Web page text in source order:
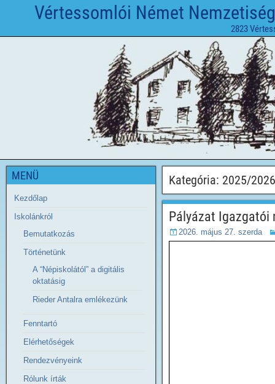
Vértessomlói Német
2823
Kategória: 2025/
Pályázat Igazgatói
2026. május 27. szerda
MENÜ
Kezdőlap
Iskolánkról
Bemutatkozás
Történetünk
A “Népiskolától” a digitális
oktatásig
Rieder Antalra emlékezünk
Fenntartó
Elérhetőségek
Rendezvényeink
Rólunk írták